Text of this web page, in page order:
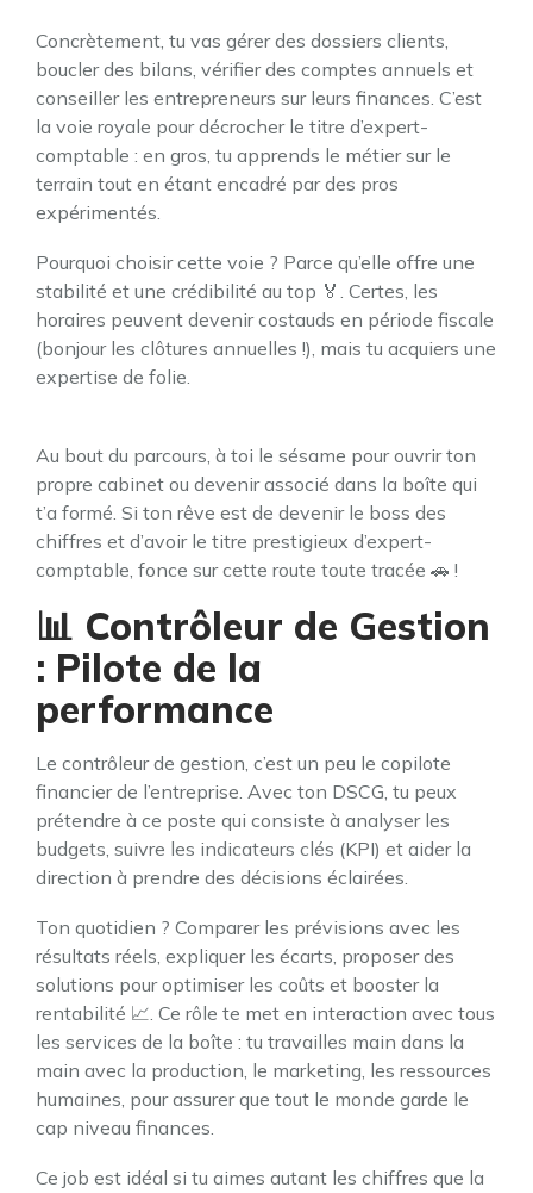
Concrètement, tu vas gérer des dossiers clients,
boucler des bilans, vérifier des comptes annuels et
conseiller les entrepreneurs sur leurs finances. C’est
la voie royale pour décrocher le titre d’expert-
comptable : en gros, tu apprends le métier sur le
terrain tout en étant encadré par des pros
expérimentés.
Pourquoi choisir cette voie ? Parce qu’elle offre une
stabilité et une crédibilité au top 🏅. Certes, les
horaires peuvent devenir costauds en période fiscale
(bonjour les clôtures annuelles !), mais tu acquiers une
expertise de folie.
Au bout du parcours, à toi le sésame pour ouvrir ton
propre cabinet ou devenir associé dans la boîte qui
t’a formé. Si ton rêve est de devenir le boss des
chiffres et d’avoir le titre prestigieux d’expert-
comptable, fonce sur cette route toute tracée 🚗 !
📊 Contrôleur de Gestion
: Pilote de la
performance
Le contrôleur de gestion, c’est un peu le copilote
financier de l’entreprise. Avec ton DSCG, tu peux
prétendre à ce poste qui consiste à analyser les
budgets, suivre les indicateurs clés (KPI) et aider la
direction à prendre des décisions éclairées.
Ton quotidien ? Comparer les prévisions avec les
résultats réels, expliquer les écarts, proposer des
solutions pour optimiser les coûts et booster la
rentabilité 📈. Ce rôle te met en interaction avec tous
les services de la boîte : tu travailles main dans la
main avec la production, le marketing, les ressources
humaines, pour assurer que tout le monde garde le
cap niveau finances.
Ce job est idéal si tu aimes autant les chiffres que la